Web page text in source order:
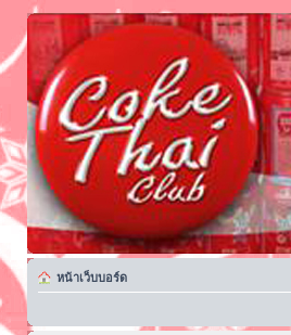
หน้าเว็บบอร์ด